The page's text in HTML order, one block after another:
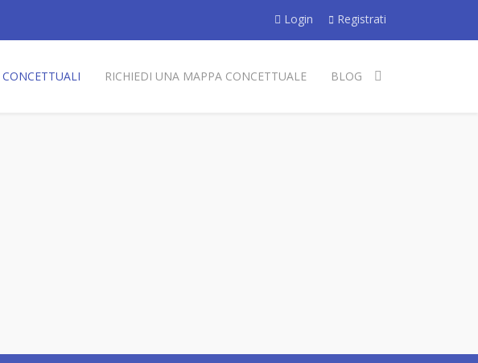
Login Registrati
RICHIEDI UNA MAPPA CONCETTUALE BLOG